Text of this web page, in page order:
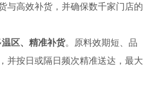
与高效补货，并确保数千家门店的
区、精准补货。原料效期短、品
并按日或隔日频次精准送达，最大